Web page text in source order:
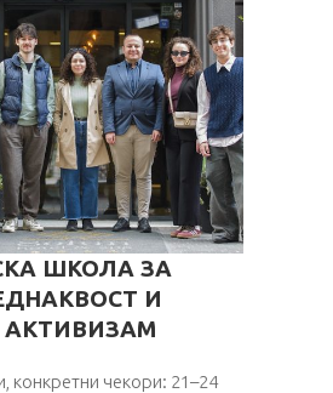
ШКОЛА ЗА
И
конкретни чекори: 21–24